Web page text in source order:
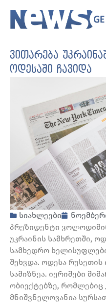
ვითარება
ოდესაში ჩავიდა
სიახლეები
პრეზიდენტი
უკრაინის სამხრეთში,
სამხედრო
შეხვდა. ოდესა
სამიზნეა. იერიშები
ობიექტებზე,
მნიშვნელოვანია